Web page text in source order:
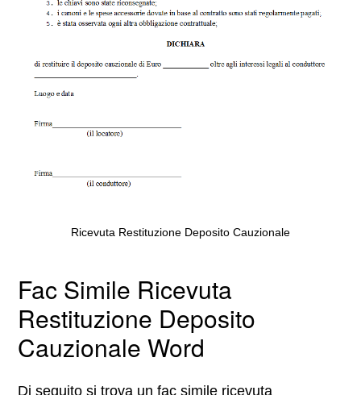
Ricevuta Restituzione Deposito Cauzionale
Fac Simile Ricevuta
Restituzione Deposito
Cauzionale Word
Di seguito si trova un fac simile ricevuta